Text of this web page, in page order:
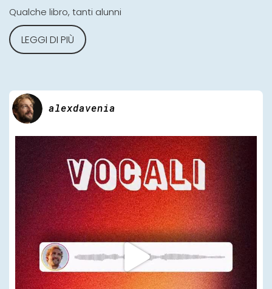
Qualche libro, tanti alunni
LEGGI DI PIÙ
alexdavenia